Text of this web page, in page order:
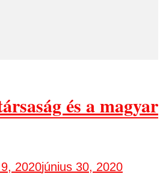
és a magyar
2020június 30, 2020